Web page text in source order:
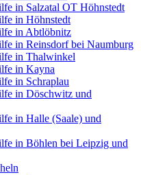
in Salzatal OT Höhnstedt
in Höhnstedt
in Abtlöbnitz
in Reinsdorf bei Naumburg
in Thalwinkel
in Kayna
in Schraplau
in Döschwitz und
in Halle (Saale) und
in Böhlen bei Leipzig und